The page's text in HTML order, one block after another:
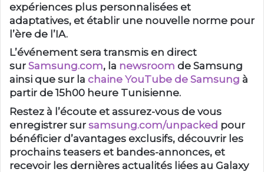
expériences plus personnalisées et
adaptatives, et établir une nouvelle norme pour
l’ère de l’IA.
L’événement sera transmis en direct
sur Samsung.com, la newsroom de Samsung
ainsi que sur la chaine YouTube de Samsung à
partir de 15h00 heure Tunisienne.
Restez à l’écoute et assurez-vous de vous
enregistrer sur samsung.com/unpacked pour
bénéficier d’avantages exclusifs, découvrir les
prochains teasers et bandes-annonces, et
recevoir les dernières actualités liées au Galaxy